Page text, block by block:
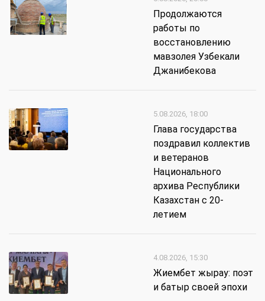
Продолжаются
работы по
восстановлению
мавзолея Узбекали
Джанибекова
5.08.2026, 18:00
Глава государства
поздравил коллектив
и ветеранов
Национального
архива Республики
Казахстан с 20-
летием
4.08.2026, 15:30
Жиембет жырау: поэт
и батыр своей эпохи